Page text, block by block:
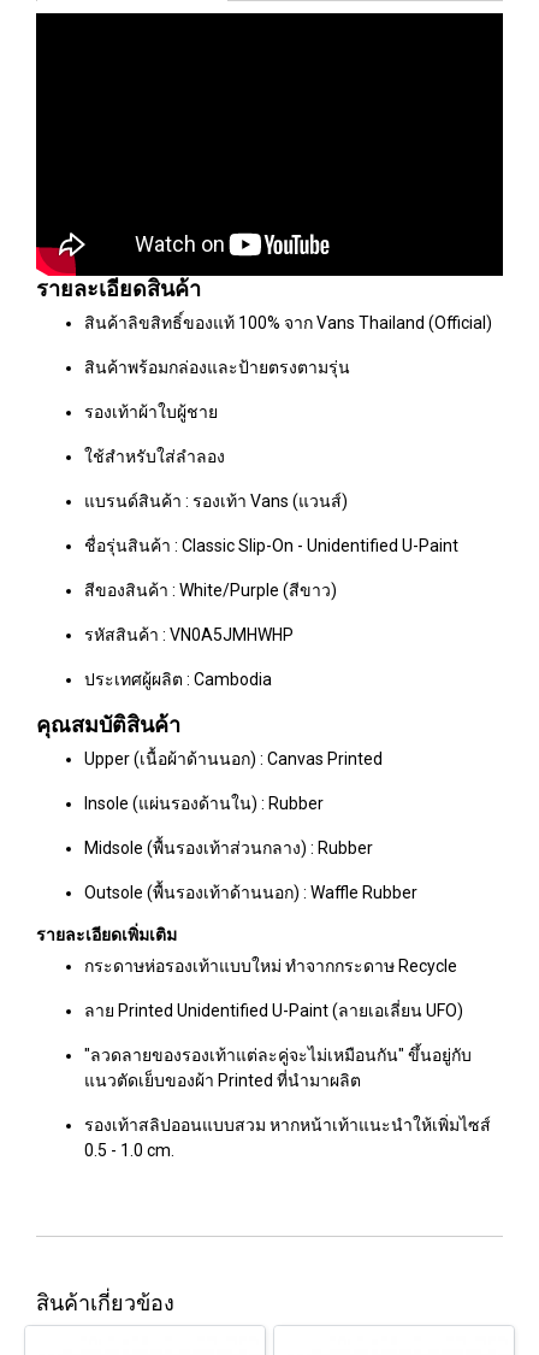
รายละเอียดสินค้า
สินค้าลิขสิทธิ์ของแท้ 100% จาก Vans Thailand (Official)
สินค้าพร้อมกล่องและป้ายตรงตามรุ่น
รองเท้าผ้าใบผู้ชาย
ใช้สำหรับใส่ลำลอง
แบรนด์สินค้า : รองเท้า Vans (แวนส์)
ชื่อรุ่นสินค้า : Classic Slip-On - Unidentified U-Paint
สีของสินค้า : White/Purple (สีขาว)
รหัสสินค้า : VN0A5JMHWHP
ประเทศผู้ผลิต : Cambodia
คุณสมบัติสินค้า
Upper (เนื้อผ้าด้านนอก) : Canvas Printed
Insole (แผ่นรองด้านใน) : Rubber
Midsole (พื้นรองเท้าส่วนกลาง) : Rubber
Outsole (พื้นรองเท้าด้านนอก) : Waffle Rubber
รายละเอียดเพิ่มเติม
กระดาษห่อรองเท้าแบบใหม่ ทำจากกระดาษ Recycle
ลาย Printed Unidentified U-Paint (ลายเอเลี่ยน UFO)
"ลวดลายของรองเท้าแต่ละคู่จะไม่เหมือนกัน" ขึ้นอยู่กับ
แนวตัดเย็บของผ้า Printed ที่นำมาผลิต
รองเท้าสลิปออนแบบสวม หากหน้าเท้าแนะนำให้เพิ่มไซส์
0.5 - 1.0 cm.
สินค้าเกี่ยวข้อง